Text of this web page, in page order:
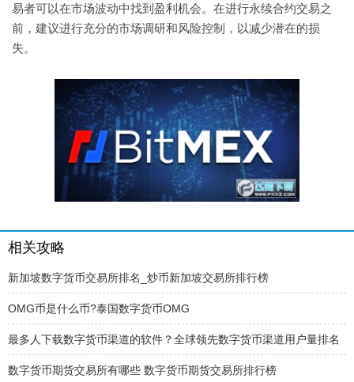
易者可以在市场波动中找到盈利机会。在进行永续合约交易之
前，建议进行充分的市场调研和风险控制，以减少潜在的损
失。
相关攻略
新加坡数字货币交易所排名_炒币新加坡交易所排行榜
OMG币是什么币?泰国数字货币OMG
最多人下载数字货币渠道的软件？全球领先数字货币渠道用户量排名
数字货币期货交易所有哪些 数字货币期货交易所排行榜